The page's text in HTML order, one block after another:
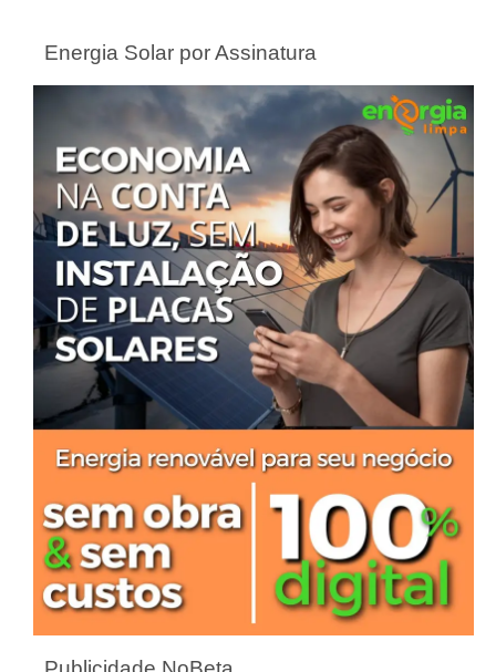
Energia Solar por Assinatura